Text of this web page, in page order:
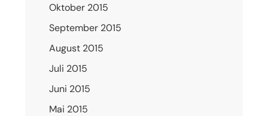
Oktober 2015
September 2015
August 2015
Juli 2015
Juni 2015
Mai 2015